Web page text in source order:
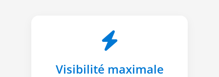
Visibilité maximale